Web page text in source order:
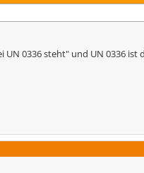
0336 steht" und UN 0336 ist